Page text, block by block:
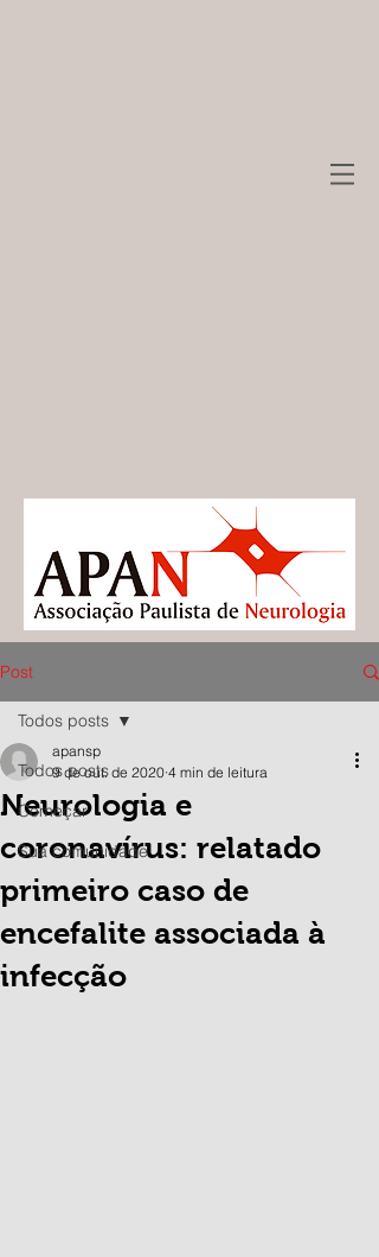
Post
Todos posts
Começar
Sua comunidade
Todos posts
Neurologia e
coronavírus: relatado
primeiro caso de
encefalite associada à
infecção
apansp
9 de out. de 2020 4 min de leitura